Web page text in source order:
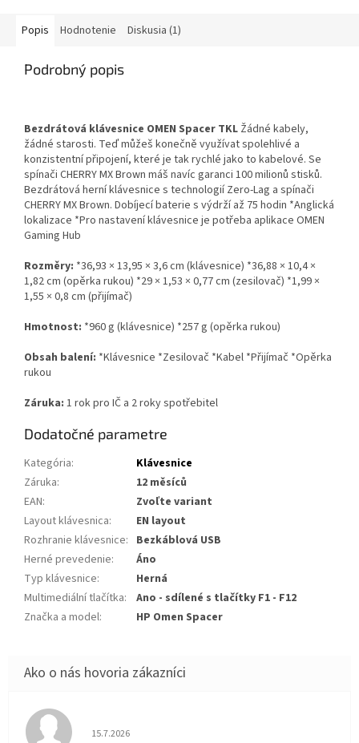
Popis Hodnotenie Diskusia (1)
Podrobný popis
Bezdrátová klávesnice OMEN Spacer TKL Žádné kabely,
žádné starosti. Teď můžeš konečně využívat spolehlivé a
konzistentní připojení, které je tak rychlé jako to kabelové. Se
spínači CHERRY MX Brown máš navíc garanci 100 milionů stisků.
Bezdrátová herní klávesnice s technologií Zero-Lag a spínači
CHERRY MX Brown. Dobíjecí baterie s výdrží až 75 hodin *Anglická
lokalizace *Pro nastavení klávesnice je potřeba aplikace OMEN
Gaming Hub
Rozměry: *36,93 × 13,95 × 3,6 cm (klávesnice) *36,88 × 10,4 ×
1,82 cm (opěrka rukou) *29 × 1,53 × 0,77 cm (zesilovač) *1,99 ×
1,55 × 0,8 cm (přijímač)
Hmotnost: *960 g (klávesnice) *257 g (opěrka rukou)
Obsah balení: *Klávesnice *Zesilovač *Kabel *Přijímač *Opěrka
rukou
Záruka: 1 rok pro IČ a 2 roky spotřebitel
Dodatočné parametre
Kategória:
Klávesnice
Záruka:
12 měsíců
EAN:
Zvoľte variant
Layout klávesnica:
EN layout
Rozhranie klávesnice: Bezkáblová USB
Herné prevedenie:
Áno
Typ klávesnice:
Herná
Multimediální tlačítka:
Ano - sdílené s tlačítky F1 - F12
Značka a model: HP Omen Spacer
Hodnotenie obchodu je 5 z 5 hviezdičiek.
15.7.2026